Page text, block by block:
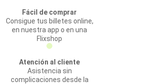
Fácil de comprar
Consigue tus billetes online,
en nuestra app o en una
Flixshop
Atención al cliente
Asistencia sin
complicaciones desde la